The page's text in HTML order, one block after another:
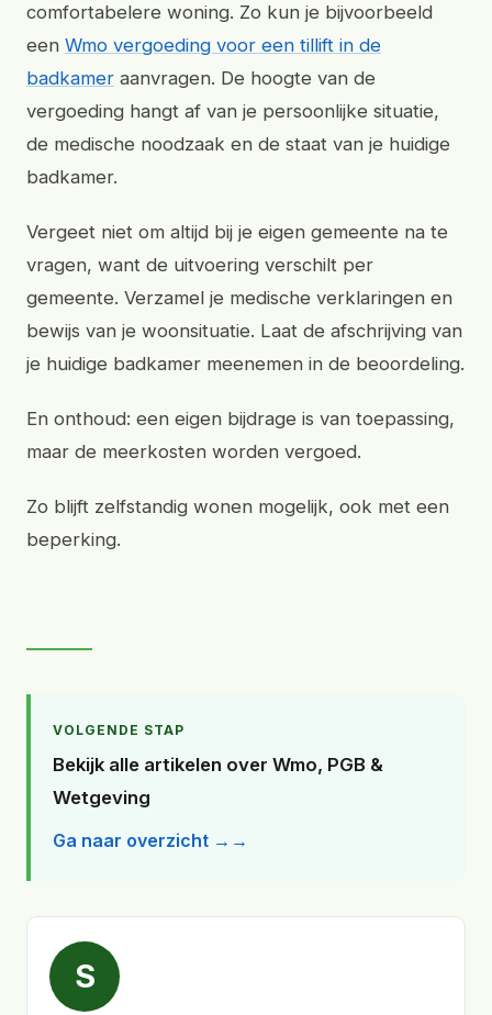
comfortabelere woning. Zo kun je bijvoorbeeld
een Wmo vergoeding voor een tillift in de
badkamer aanvragen. De hoogte van de
vergoeding hangt af van je persoonlijke situatie,
de medische noodzaak en de staat van je huidige
badkamer.
Vergeet niet om altijd bij je eigen gemeente na te
vragen, want de uitvoering verschilt per
gemeente. Verzamel je medische verklaringen en
bewijs van je woonsituatie. Laat de afschrijving van
je huidige badkamer meenemen in de beoordeling.
En onthoud: een eigen bijdrage is van toepassing,
maar de meerkosten worden vergoed.
Zo blijft zelfstandig wonen mogelijk, ook met een
beperking.
VOLGENDE STAP
Bekijk alle artikelen over Wmo, PGB &
Wetgeving
Ga naar overzicht →
S